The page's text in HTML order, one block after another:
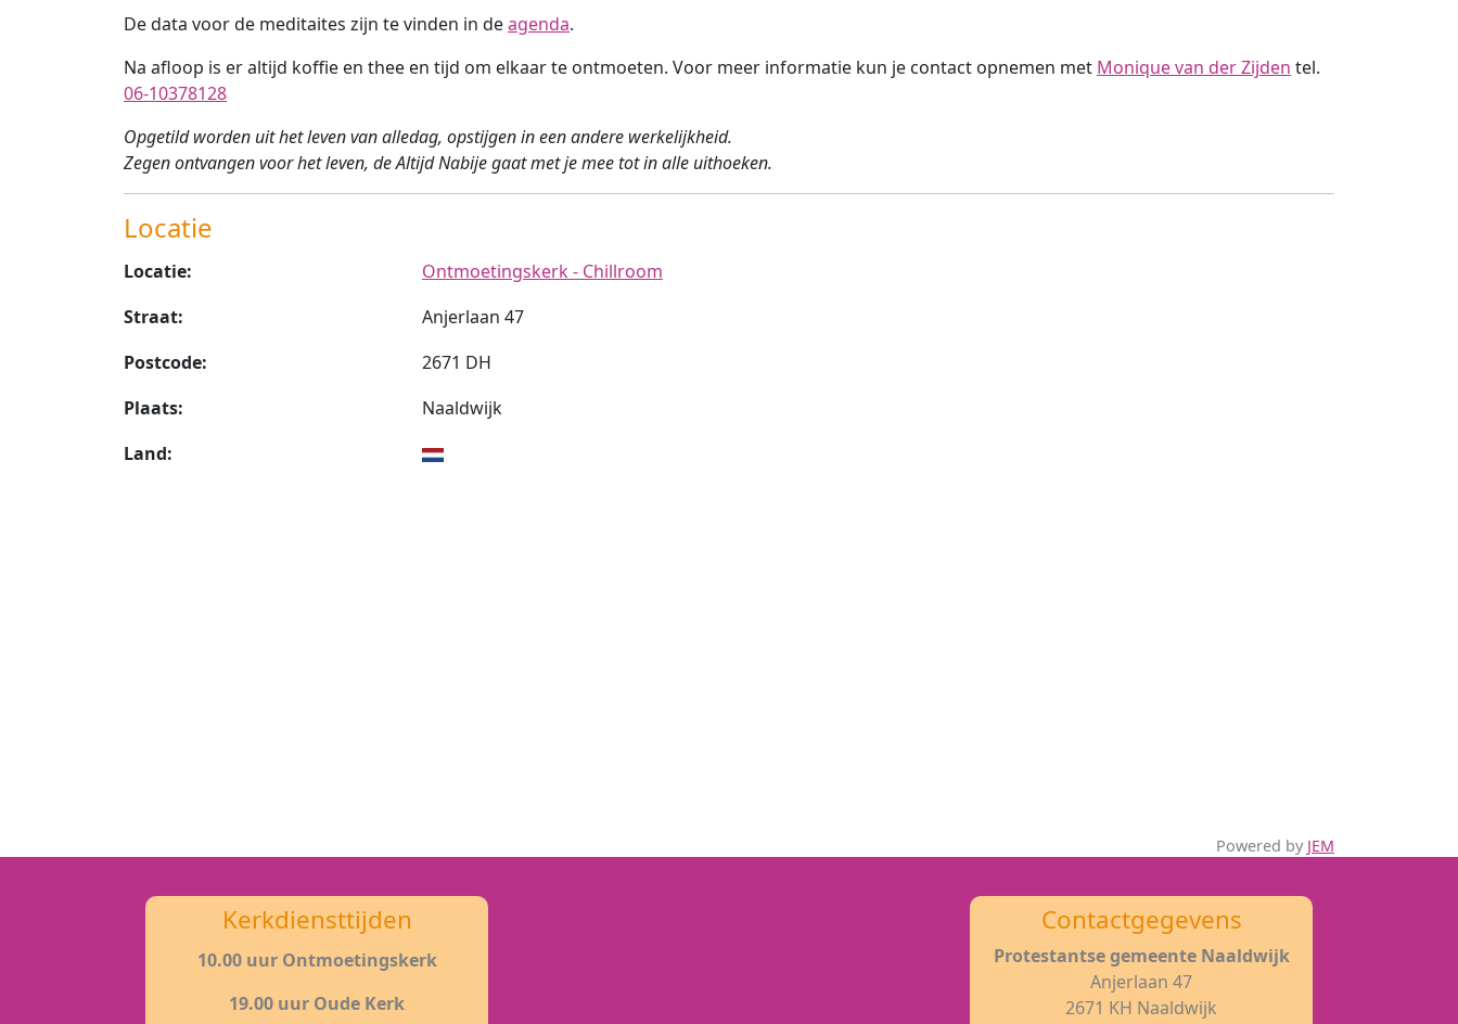
De data voor de meditaites zijn te vinden in deagenda.
Na afloop is er altijd koffie en thee en tijd om elkaar te ontmoeten. Voor meer informatie kun je contact opnemen met Monique van der Zijden tel.
06-10378128
Opgetild worden uit het leven van alledag, opstijgen in een andere werkelijkheid.
Zegen ontvangen voor het leven, de Altijd Nabije gaat met je mee tot in alle uithoeken.
Locatie
Locatie:
Ontmoetingskerk - Chillroom
Straat:
Anjerlaan 47
Postcode:
2671 DH
Plaats:
Naaldwijk
Land:
Powered by JEM
Kerkdiensttijden
10.00 uur Ontmoetingskerk
19.00 uur Oude Kerk
Contactgegevens
Protestantse gemeente Naaldwijk
Anjerlaan 47
2671 KH Naaldwijk